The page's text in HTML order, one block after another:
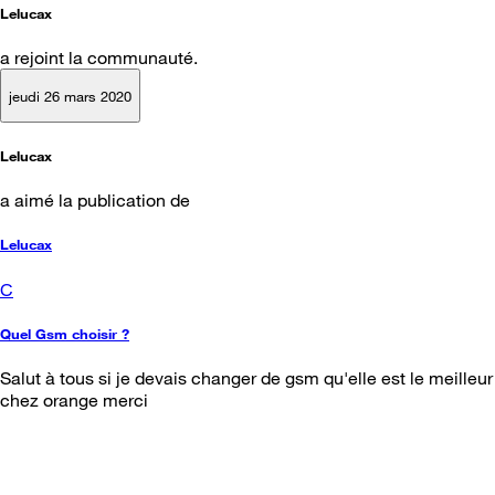
Lelucax
a rejoint la communauté.
jeudi 26 mars 2020
Lelucax
a aimé la publication de
Lelucax
C
Quel Gsm choisir ?
Salut à tous si je devais changer de gsm qu'elle est le meilleur
chez orange merci